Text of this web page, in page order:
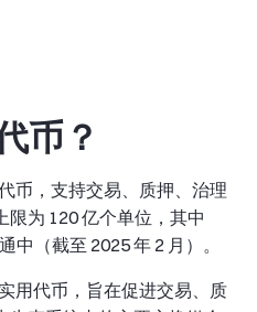
币？
币，支持交易、质押、治理
为 120 亿个单位，其中
中（截至 2025 年 2 月）。
用代币，旨在促进交易、质